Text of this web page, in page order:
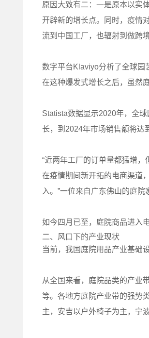
原因大致有二：一是原本以实
开辟新的增长点。同时，疫情
流到中国工厂，也辐射到做跨
数字平台Klaviyo分析了全球园
在这种爆发式增长之后，虽然
Statista数据显示2020年，全
长，到2024年市场销售额将达
“近两年工厂的订单量都猛增
在疫情期间新开拓的电商渠道
入。”一位来自广东佛山的庭院
如今四月已至，庭院商品进入
二、风口下的产业现状
当前，我国庭院用品产业基础
从全国来看，庭院品类的产业
等。各地方庭院产业带的强势
主，安吉以户外椅子为主，宁